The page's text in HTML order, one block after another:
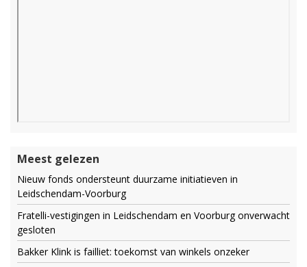
Meest gelezen
Nieuw fonds ondersteunt duurzame initiatieven in
Leidschendam-Voorburg
Fratelli-vestigingen in Leidschendam en Voorburg onverwacht
gesloten
Bakker Klink is failliet: toekomst van winkels onzeker